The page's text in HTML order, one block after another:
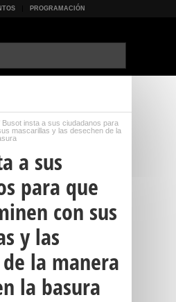
PROGRAMACIÓN
Busot insta a sus ciudadanos para
mascarillas y las desechen de la
a sus
para que
con sus
y las
la manera
la basura